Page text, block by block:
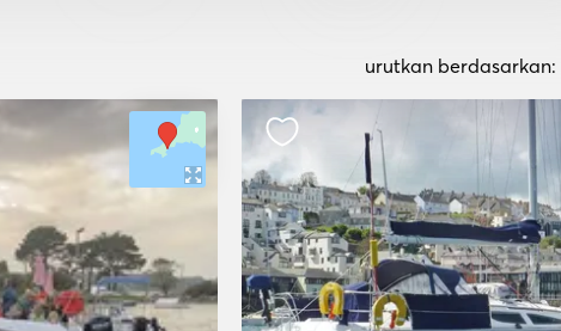
urutkan berdasarkan: